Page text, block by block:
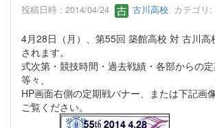
投稿日時 : 2014/04/24 古川高校 カテゴリ:
4月28日（月）、第55回 築館高校 対 古川高
されます。
式次第・競技時間・過去戦績・各部からの
等々、
HP画面右側の定期戦バナー、または下記画
ご覧ください。